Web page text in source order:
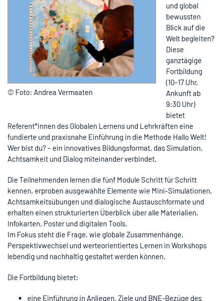
© Foto: Andrea Vermaaten
und global
bewussten
Blick auf die
Welt begleiten?
Diese
ganztägige
Fortbildung
(10–17 Uhr,
Ankunft ab
9:30 Uhr)
bietet
Referent*innen des Globalen Lernens und Lehrkräften eine
fundierte und praxisnahe Einführung in die Methode Hallo Welt!
Wer bist du? – ein innovatives Bildungsformat, das Simulation,
Achtsamkeit und Dialog miteinander verbindet.
Die Teilnehmenden lernen die fünf Module Schritt für Schritt
kennen, erproben ausgewählte Elemente wie Mini-Simulationen,
Achtsamkeitsübungen und dialogische Austauschformate und
erhalten einen strukturierten Überblick über alle Materialien,
Infokarten, Poster und digitalen Tools.
Im Fokus steht die Frage, wie globale Zusammenhänge,
Perspektivwechsel und werteorientiertes Lernen in Workshops
lebendig und nachhaltig gestaltet werden können.
Die Fortbildung bietet:
eine Einführung in Anliegen, Ziele und BNE-Bezüge des